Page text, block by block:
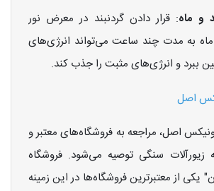
و ماه: قرار دادن گردنبند در معرض نور
به مدت چند ساعت می‌تواند انرژی‌های
ببرد و انرژی‌های مثبت را جذب کند.
اصل
اصل، مراجعه به فروشگاه‌های معتبر و
سنگی توصیه می‌شود. فروشگاه
یکی از معتبرترین فروشگاه‌ها در این زمینه